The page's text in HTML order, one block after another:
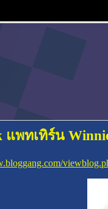
แพทเทิร์น